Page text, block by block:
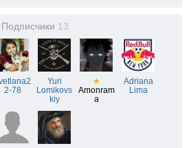
Подписчики 13
2-78
Yuri
Lomikovs
kiy
★
Amonram
a
Adriana
Lima